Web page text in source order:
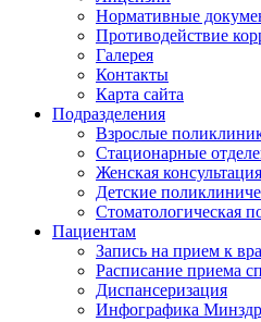
Нормативные
Противодействие
Галерея
Контакты
Карта сайта
Подразделения
Взрослые
Стационарные
Женская консультация
Детские
Стоматологическая
Пациентам
Запись на прием к
Расписание приема
Диспансеризация
Инфографика